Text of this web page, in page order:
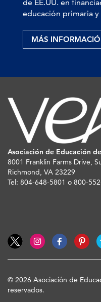
de EE.UU. en
educación primaria y
MÁS
Asociación de Educación
8001 Franklin Farms Drive,
Richmond, VA 23229
Tel: 804-648-5801 o 800-
© 2026 Asociación de
reservados.